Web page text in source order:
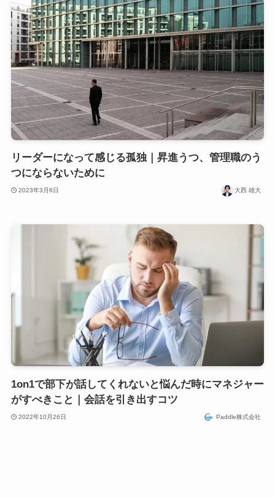
リーダーになって感じる孤独｜昇進うつ、管理職のう
つにならないために
2023年3月6日 大西 雄大
1on1で部下が話してくれないと悩んだ時にマネジャー
がすべきこと｜会話を引き出すコツ
2022年10月26日 Paddle株式会社